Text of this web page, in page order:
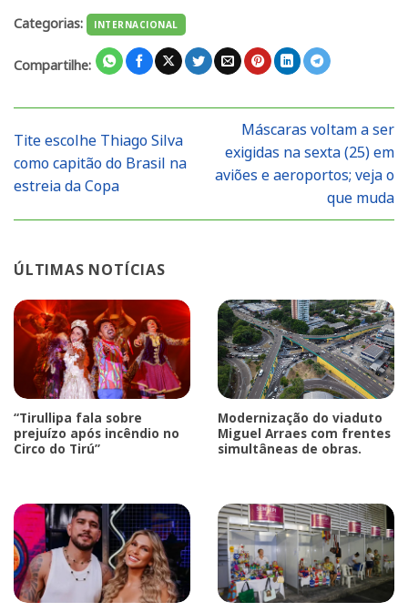
Categorias: INTERNACIONAL
Compartilhe:
Tite escolhe Thiago Silva
como capitão do Brasil na
estreia da Copa
Máscaras voltam a ser
exigidas na sexta (25) em
aviões e aeroportos; veja o
que muda
ÚLTIMAS NOTÍCIAS
“Tirullipa fala sobre
prejuízo após incêndio no
Circo do Tirú”
Modernização do viaduto
Miguel Arraes com frentes
simultâneas de obras.